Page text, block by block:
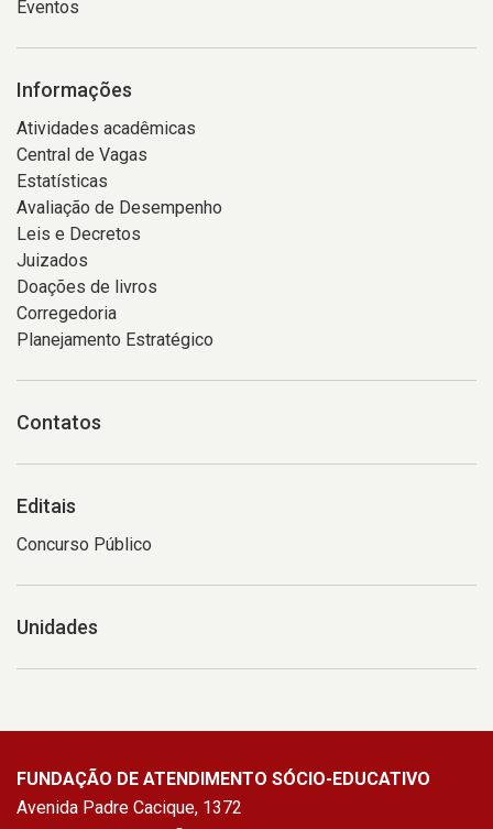
Eventos
Informações
Atividades acadêmicas
Central de Vagas
Estatísticas
Avaliação de Desempenho
Leis e Decretos
Juizados
Doações de livros
Corregedoria
Planejamento Estratégico
Contatos
Editais
Concurso Público
Unidades
FUNDAÇÃO DE ATENDIMENTO SÓCIO-EDUCATIVO
Avenida Padre Cacique, 1372